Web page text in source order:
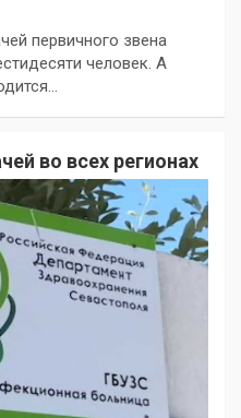
первичного звена
человек. А
во всех регионах